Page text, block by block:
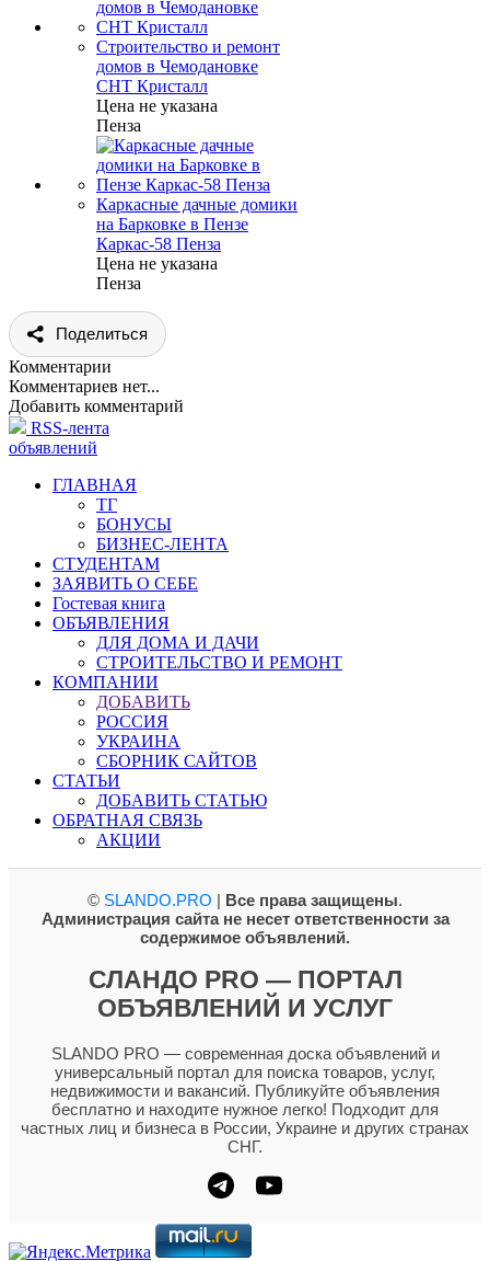
Строительство и ремонт
домов в Чемодановке
СНТ Кристалл
Цена не указана
Пенза
Каркасные дачные домики
на Барковке в Пензе
Каркас-58 Пенза
Цена не указана
Пенза
Поделиться
Комментарии
Комментариев нет...
Добавить комментарий
RSS-лента
объявлений
ГЛАВНАЯ
ТГ
БОНУСЫ
БИЗНЕС-ЛЕНТА
СТУДЕНТАМ
ЗАЯВИТЬ О СЕБЕ
Гостевая книга
ОБЪЯВЛЕНИЯ
ДЛЯ ДОМА И ДАЧИ
СТРОИТЕЛЬСТВО И РЕМОНТ
КОМПАНИИ
ДОБАВИТЬ
РОССИЯ
УКРАИНА
СБОРНИК САЙТОВ
СТАТЬИ
ДОБАВИТЬ СТАТЬЮ
ОБРАТНАЯ СВЯЗЬ
АКЦИИ
© SLANDO.PRO | Все права защищены.
Администрация сайта не несет ответственности за
содержимое объявлений.
СЛАНДО PRO — ПОРТАЛ
ОБЪЯВЛЕНИЙ И УСЛУГ
SLANDO PRO — современная доска объявлений и
универсальный портал для поиска товаров, услуг,
недвижимости и вакансий. Публикуйте объявления
бесплатно и находите нужное легко! Подходит для
частных лиц и бизнеса в России, Украине и других странах
СНГ.